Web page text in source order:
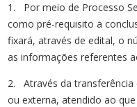
1. Por meio de Processo
como pré-requisito a
fixará, através de edital, o
as informações referentes
2. Através da transferência
ou externa, atendido ao